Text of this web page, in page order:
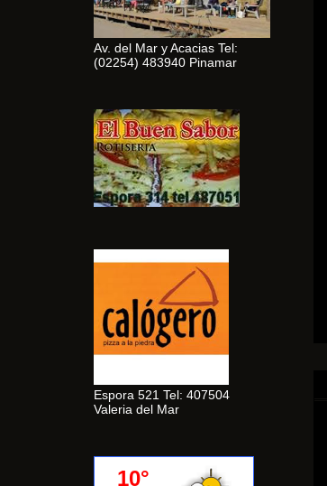
Av. del Mar y Acacias Tel:
(02254) 483940 Pinamar
Espora 521 Tel: 407504
Valeria del Mar